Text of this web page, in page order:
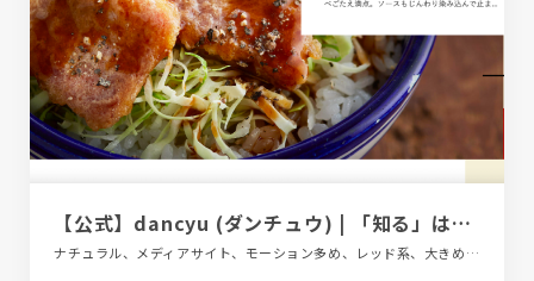
【公式】dancyu (ダンチュウ) | 「知る」は、おいしい。
ナチュラル、メディアサイト、モーション多め、レッド系、大きめ写真、飲食店・グルメ・ウェディング